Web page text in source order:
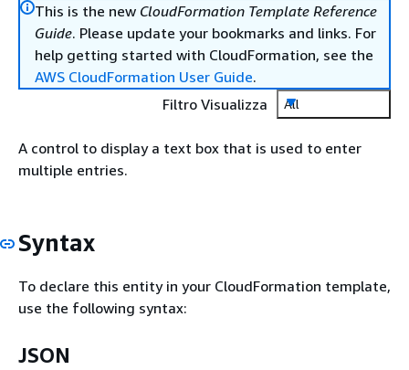
This is the new CloudFormation Template Reference
Guide. Please update your bookmarks and links. For
help getting started with CloudFormation, see the
AWS CloudFormation User Guide.
Filtro Visualizza
All
A control to display a text box that is used to enter
multiple entries.
Syntax
To declare this entity in your CloudFormation template,
use the following syntax:
JSON